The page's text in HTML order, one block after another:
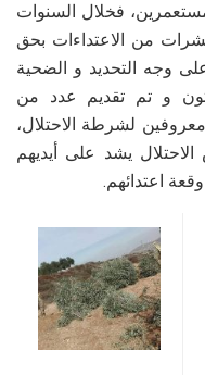
فخلال السنوات
من الاعتداءات بحق
وجه التحديد و الضحية
عن 5000غرسة زيتون و تم تقديم عدد من
لشرطة الاحتلال،
يشد على أيديهم
اعتدائهم.